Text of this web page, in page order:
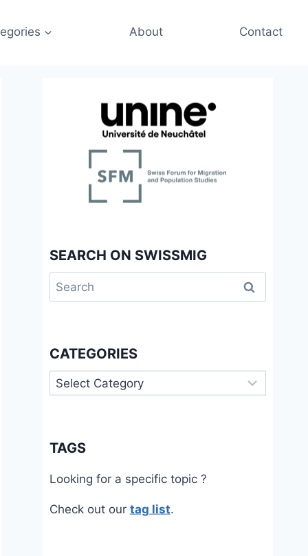
About Contact
SEARCH ON SWISSMIG
Search
for:
CATEGORIES
Categories
TAGS
Looking for a specific topic ?
Check out our tag list.